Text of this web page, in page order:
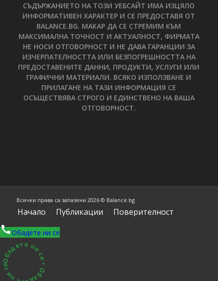
СЪДЪРЖАНИЕТО НА ТОЗИ УЕБСАЙТ ИМА ИЗЦЯЛО
ИНФОРМАТИВЕН ХАРАКТЕР И СЕ ПРЕДОСТАВЯ ОТ
BALANCE.BG. МАКАР ДА СЕ СТРЕМИМ КЪМ
МАКСИМАЛНА ТОЧНОСТ И АКТУАЛНОСТ, ФИРМАТА
НЕ НОСИ ОТГОВОРНОСТ И НЕ ДАВА ГАРАНЦИИ ЗА
ИЗЧЕРПАТЕЛНОСТТА ИЛИ БЕЗПОГРЕШНОСТТА НА
ПРЕДОСТАВЕНИТЕ ДАННИ, ПРОДУКТИ, УСЛУГИ ИЛИ
ГРАФИЧНИ МАТЕРИАЛИ. ВСЯКО ИЗПОЛЗВАНЕ И
ПРИЛАГАНЕ НА ТАЗИ ИНФОРМАЦИЯ СЕ
ОСЪЩЕСТВЯВА СТРОГО И ЕДИНСТВЕНО НА ВАША
ОТГОВОРНОСТ.
Всички права са запазени 2026 © Balance.bg
Начало Публикации Поверителност
Обадете ни се
Обадете ни се • Обадете ни се •